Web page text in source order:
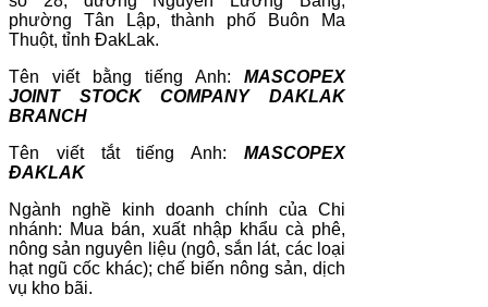
phường Tân Lập, thành phố Buôn Ma
Thuột, tỉnh ĐakLak.
Tên viết bằng tiếng Anh: MASCOPEX
JOINT STOCK COMPANY DAKLAK
BRANCH
Tên viết tắt tiếng Anh: MASCOPEX
ĐAKLAK
Ngành nghề kinh doanh chính của Chi
nhánh: Mua bán, xuất nhập khẩu cà phê,
nông sản nguyên liệu (ngô, sắn lát, các loại
hạt ngũ cốc khác); chế biến nông sản, dịch
vụ kho bãi.